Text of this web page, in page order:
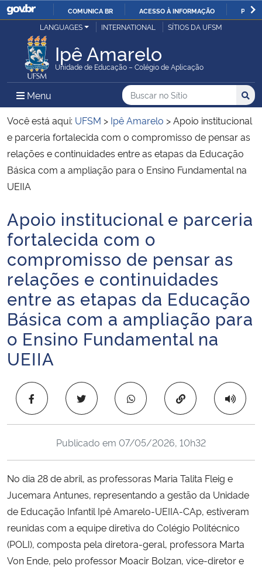
IR
O
COMUNICA BR ACESSO À INFORMAÇÃO
Ministério da Justiça e Segurança Pública
Ministério da Defesa
Ministério das Relações Exteriores
Ministério da Economia
Ministério da Infraestrutura
Ministério da Educação
Ministério da Cidadania
Ministério da Saúde
Ministério de Minas e Energia
Ministério da Ciência, Tecnologia, Inovações e Comunicações
Ministério do Meio Ambiente
Ministério do Turismo
Ministério do Desenvolvimento Regional
Controladoria-Geral da União
Secretaria-Geral
LANGUAGES INTERNATIONAL SÍTIOS DA UFSM
Ipê Amarelo
Unidade de Educação – Colégio de Aplicação
Menu Menu Principal do Sítio
Busca
Buscar no no Sítio
Busca:
Você está aqui: UFSM > Ipê Amarelo >Apoio institucional
e parceria fortalecida com o compromisso de pensar as
relações e continuidades entre as etapas da Educação
Básica com a ampliação para o Ensino Fundamental na
UEIIA
Início do conteúdo
Apoio institucional e parceria
fortalecida com o
compromisso de pensar as
relações e continuidades
entre as etapas da Educação
Básica com a ampliação para
o Ensino Fundamental na
UEIIA
Copiar para área
Publicado em 07/05/2026, 10h32
No dia 28 de abril, as professoras Maria Talita Fleig e
Jucemara Antunes, representando a gestão da Unidade
de Educação Infantil Ipê Amarelo-UEIIA-CAp, estiveram
reunidas com a equipe diretiva do Colégio Politécnico
(POLI), composta pela diretora-geral, professora Marta
Von Ende, pelo professor Moacir Bolzan, vice-diretor e